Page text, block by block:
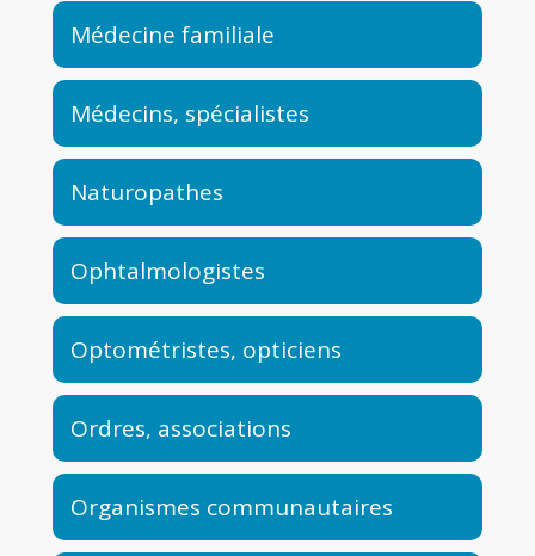
Médecine familiale
Médecins, spécialistes
Naturopathes
Ophtalmologistes
Optométristes, opticiens
Ordres, associations
Organismes communautaires